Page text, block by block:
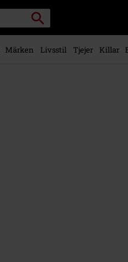
Sök
Märken Livsstil Tjejer Killar